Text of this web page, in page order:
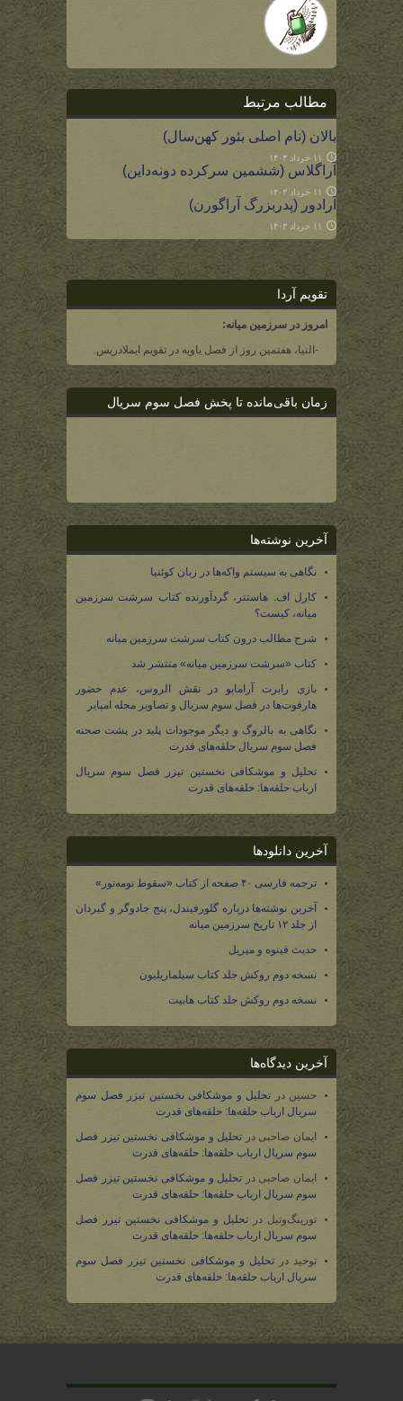
مطالب مرتبط
بالان (نام اصلی بئور کهن‌سال)
۱۱ خرداد ۱۴۰۳
آراگلاس (ششمین سرکرده دونه‌داین)
۱۱ خرداد ۱۴۰۳
آرادور (پدربزرگ آراگورن)
۱۱ خرداد ۱۴۰۳
تقویم آردا
امروز در سرزمین میانه:
-النیا، هفتمین روز از فصل یاویه در تقویم ایملادریس.
زمان باقی‌مانده تا پخش فصل سوم سریال
آخرین نوشته‌ها
نگاهی به سیستم واکه‌ها در زبان کوئنیا
کارل اف. هاستتر، گردآورنده کتاب سرشت سرزمین
میانه، کیست؟
شرح مطالب درون کتاب سرشت سرزمین میانه
کتاب «سرشت سرزمین میانه» منتشر شد
بازی رابرت آرامایو در نقش الروس، عدم حضور
هارفوت‌ها در فصل سوم سریال و تصاویر مجله امپایر
نگاهی به بالروگ و دیگر موجودات پلید در پشت صحنه
فصل سوم سریال حلقه‌های قدرت
تحلیل و موشکافی نخستین تیزر فصل سوم سریال
ارباب حلقه‌ها: حلقه‌های قدرت
آخرین دانلودها
ترجمه فارسی ۴۰ صفحه از کتاب «سقوط نومه‌نور»
آخرین نوشته‌ها درباره گلورفیندل، پنج جادوگر و گیردان
از جلد ۱۲ تاریخ سرزمین میانه
حدیث فینوه و میریل
نسخه دوم روکش جلد کتاب سیلماریلیون
نسخه دوم روکش جلد کتاب هابیت
آخرین دیدگاه‌ها
حسین در تحلیل و موشکافی نخستین تیزر فصل سوم
سریال ارباب حلقه‌ها: حلقه‌های قدرت
ایمان صاحبی در تحلیل و موشکافی نخستین تیزر فصل
سوم سریال ارباب حلقه‌ها: حلقه‌های قدرت
ایمان صاحبی در تحلیل و موشکافی نخستین تیزر فصل
سوم سریال ارباب حلقه‌ها: حلقه‌های قدرت
تورینگ‌وتیل در تحلیل و موشکافی نخستین تیزر فصل
سوم سریال ارباب حلقه‌ها: حلقه‌های قدرت
توحید درتحلیل و موشکافی نخستین تیزر فصل سوم
سریال ارباب حلقه‌ها: حلقه‌های قدرت